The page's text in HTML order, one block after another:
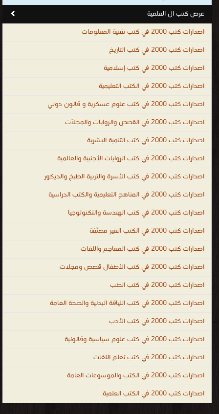
لما له من أثر فعّال فقال : "وَقُل رَّبِّ زِدْنِي عِلْمًا" ما أجمل هذه الآية
الكريمة وما أروع معناها؛ الدعاء والطلب من الله أن يزيد المرء علماً لا مالاً
ولا ميراثاً ولا جاهاً إنّما علماً، لأن العِلم هو النبراس الذي تضاء به الظلمات
الحالكة، وهو الراية العالية التي ترشد إلى ما فيه خير الإنسان في الدنيا
بولادة الإنسان وتنتهي بوفاته، فالإنسان في كافة مراحل حياته يكون
مُتعطّشاً للعلم والمعرفة، و لطلب العلم طرق مختلفة أولها القراءة، حيث
إن القراءة هي البوابة التي يدخل الإنسان منها إلى عالم أوسع أكثر إبهاراً،
و طلب العلم أيضاً هو دليل على انفتاحية الشخص إذ إن الإنسان
الشغوف بالعلم سيلجأ إلى قراءة الكتب فأنت بالكتب تستطيع
تعلّم كل شيءٍ عن الأفكار والمعارف التى احتازها أشخاص آخرون في
القديم والحديث، ولنتذكر إذا حصل الإنسان على العلم فإنه حتماً سيصبح
إنساناً ذا روح عظيمة. أفضل الكتب في جميع فروع العلم : العلوم
الطبيعية ، العلوم الاجتماعية ، العلوم الشكلية ، البحث العلمي ، المنهجية
العلمية ، التحقق دور الرياضيات ، فلسفة العلوم ، الأدب العلمي ، وأيضًا
الأحياء إلخ،، ال العلمية
عرض كتب ال العلمية
اصدارات كتب 2000 في كتب تقنية المعلومات
اصدارات كتب 2000 في كتب التاريخ
اصدارات كتب 2000 في كتب إسلامية
اصدارات كتب 2000 في الكتب التعليمية
اصدارات كتب 2000 في كتب علوم عسكرية و قانون دولي
اصدارات كتب 2000 في القصص والروايات والمجلّات
اصدارات كتب 2000 في كتب التنمية البشرية
اصدارات كتب 2000 في كتب الروايات الأجنبية والعالمية
اصدارات كتب 2000 في كتب الأسرة والتربية الطبخ والديكور
اصدارات كتب 2000 في المناهج التعليمية والكتب الدراسية
اصدارات كتب 2000 في كتب الهندسة والتكنولوجيا
اصدارات كتب 2000 في الكتب الغير مصنّفة
اصدارات كتب 2000 في كتب المعاجم واللغات
اصدارات كتب 2000 في كتب الأطفال قصص ومجلات
اصدارات كتب 2000 في كتب الطب
اصدارات كتب 2000 في كتب اللياقة البدنية والصحة العامة
اصدارات كتب 2000 في كتب الأدب
اصدارات كتب 2000 في كتب علوم سياسية وقانونية
اصدارات كتب 2000 في كتب تعلم اللغات
اصدارات كتب 2000 في الكتب والموسوعات العامة
اصدارات كتب 2000 في الكتب العلمية